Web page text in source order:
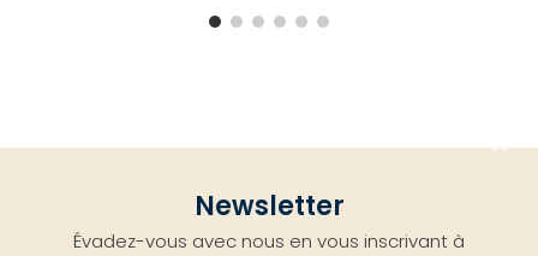
Newsletter
Évadez-vous avec nous en vous inscrivant à